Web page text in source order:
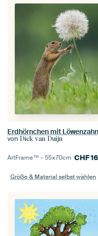
Erdhörnchen mit Löwenzahn
von Dick van Duijn
ArtFrame™ –55×70cm CHF
Größe & Material selbst wählen